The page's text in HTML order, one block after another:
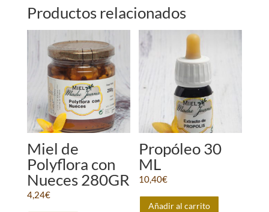
Productos relacionados
Miel de
Polyflora con
Nueces 280GR
4,24€
Propóleo 30
ML
10,40€
Añadir al carrito